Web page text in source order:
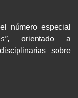
número especial
, orientado a
sobre